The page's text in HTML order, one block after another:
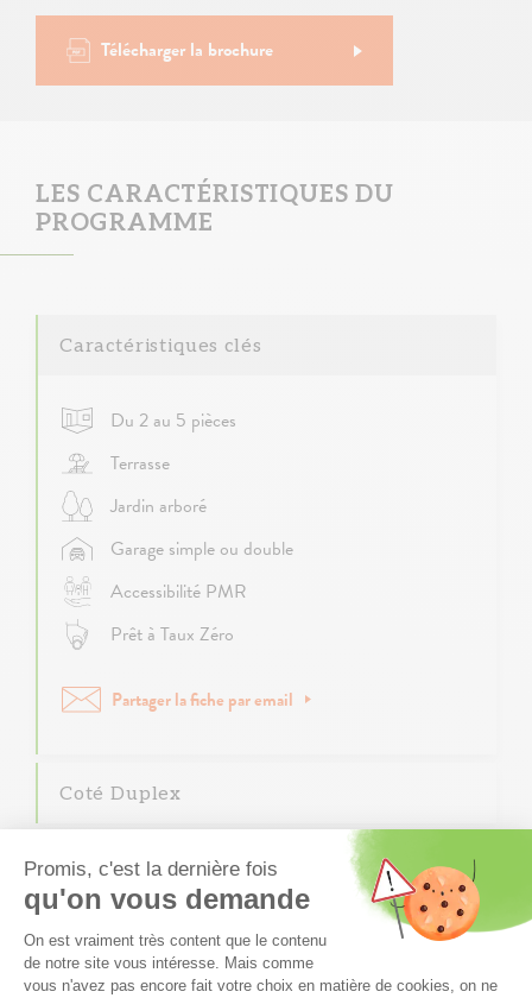
Télécharger la brochure
LES CARACTÉRISTIQUES DU
PROGRAMME
Caractéristiques clés
Du 2 au 5 pièces
Terrasse
Jardin arboré
Garage simple ou double
Accessibilité PMR
Prêt à Taux Zéro
Partager la fiche par email
Coté Duplex
Côté Pratique